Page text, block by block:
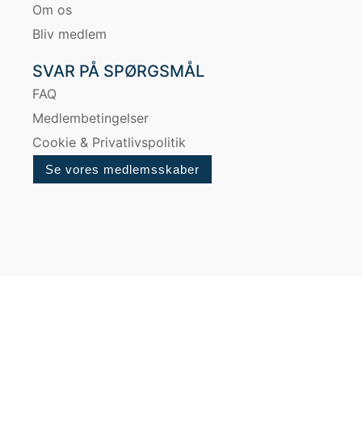
Om os
Bliv medlem
SVAR PÅ SPØRGSMÅL
FAQ
Medlembetingelser
Cookie & Privatlivspolitik
Se vores medlemsskaber